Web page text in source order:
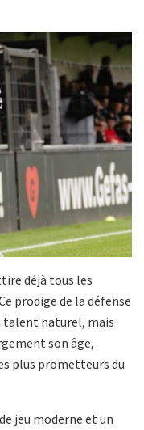
déjà tous les
prodige de la défense
talent naturel, mais
son âge,
plus prometteurs du
jeu moderne et un